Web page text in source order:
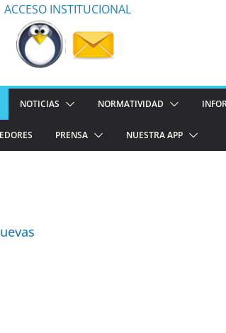
ACCESO INSTITUCIONAL
NOTICIAS NORMATIVIDAD
PRENSA NUESTRA APP